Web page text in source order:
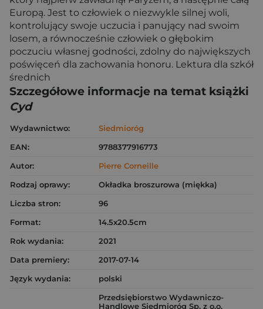
Europą. Jest to człowiek o niezwykle silnej woli,
kontrolujący swoje uczucia i panujący nad swoim
losem, a równocześnie człowiek o głębokim
poczuciu własnej godności, zdolny do największych
poświęceń dla zachowania honoru. Lektura dla szkół
średnich
Szczegółowe informacje na temat książki
Cyd
Wydawnictwo:
Siedmioróg
EAN:
9788377916773
Autor:
Pierre Corneille
Rodzaj oprawy:
Okładka broszurowa (miękka)
Liczba stron:
96
Format:
14.5x20.5cm
Rok wydania:
2021
Data premiery:
2017-07-14
Język wydania:
polski
Przedsiębiorstwo Wydawniczo-
Handlowe Siedmioróg Sp. z o.o.